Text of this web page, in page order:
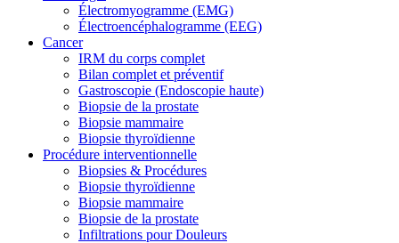
Électromyogramme (EMG)
Électroencéphalogramme (EEG)
Cancer
IRM du corps complet
Bilan complet et préventif
Gastroscopie (Endoscopie haute)
Biopsie de la prostate
Biopsie mammaire
Biopsie thyroïdienne
Procédure interventionnelle
Biopsies & Procédures
Biopsie thyroïdienne
Biopsie mammaire
Biopsie de la prostate
Infiltrations pour Douleurs